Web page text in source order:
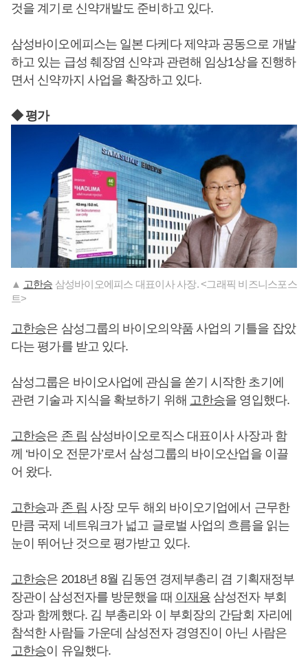
것을 계기로 신약개발도 준비하고 있다.
삼성바이오에피스는 일본 다케다 제약과 공동으로 개발
하고 있는 급성 췌장염 신약과 관련해 임상1상을 진행하
면서 신약까지 사업을 확장하고 있다.
◆ 평가
▲ 고한승 삼성바이오에피스 대표이사 사장. <그래픽 비즈니스포스
트>
고한승은 삼성그룹의 바이오의약품 사업의 기틀을 잡았
다는 평가를 받고 있다.
삼성그룹은 바이오사업에 관심을 쏟기 시작한 초기에
관련 기술과 지식을 확보하기 위해 고한승을 영입했다.
고한승은 존 림 삼성바이오로직스 대표이사 사장과 함
께 ‘바이오 전문가’로서 삼성그룹의 바이오산업을 이끌
어 왔다.
고한승과 존 림 사장 모두 해외 바이오기업에서 근무한
만큼 국제 네트워크가 넓고 글로벌 사업의 흐름을 읽는
눈이 뛰어난 것으로 평가받고 있다.
고한승은 2018년 8월 김동연 경제부총리 겸 기획재정부
장관이 삼성전자를 방문했을 때 이재용 삼성전자 부회
장과 함께했다. 김 부총리와 이 부회장의 간담회 자리에
참석한 사람들 가운데 삼성전자 경영진이 아닌 사람은
고한승이 유일했다.